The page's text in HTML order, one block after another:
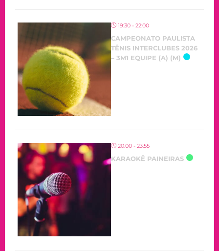
19:30 - 22:00
CAMPEONATO PAULISTA
TÊNIS INTERCLUBES 2026
– 3M1 EQUIPE (A) (M)
20:00 - 23:55
KARAOKÊ PAINEIRAS